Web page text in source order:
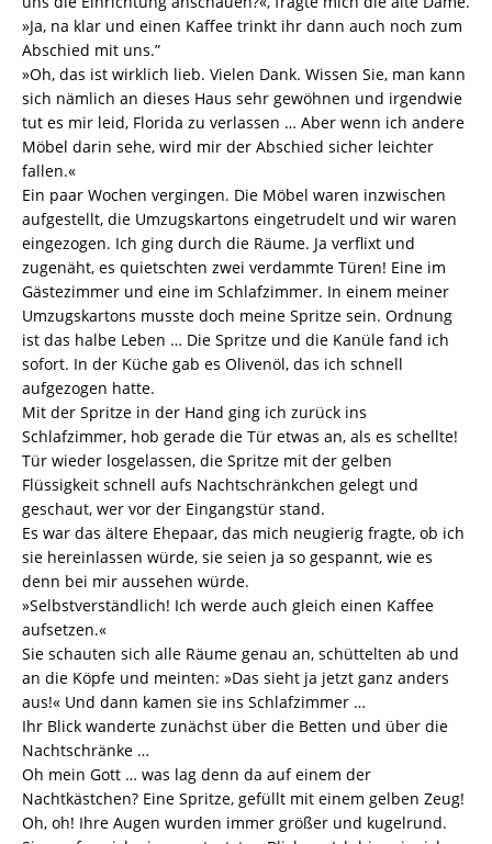
»Ja, na klar und einen Kaffee trinkt ihr dann auch noch zum
Abschied mit uns.”
»Oh, das ist wirklich lieb. Vielen Dank. Wissen Sie, man kann
sich nämlich an dieses Haus sehr gewöhnen und irgendwie
tut es mir leid, Florida zu verlassen … Aber wenn ich andere
Möbel darin sehe, wird mir der Abschied sicher leichter
fallen.«
Ein paar Wochen vergingen. Die Möbel waren inzwischen
aufgestellt, die Umzugskartons eingetrudelt und wir waren
eingezogen. Ich ging durch die Räume. Ja verflixt und
zugenäht, es quietschten zwei verdammte Türen! Eine im
Gästezimmer und eine im Schlafzimmer. In einem meiner
Umzugskartons musste doch meine Spritze sein. Ordnung
ist das halbe Leben … Die Spritze und die Kanüle fand ich
sofort. In der Küche gab es Olivenöl, das ich schnell
aufgezogen hatte.
Mit der Spritze in der Hand ging ich zurück ins
Schlafzimmer, hob gerade die Tür etwas an, als es schellte!
Tür wieder losgelassen, die Spritze mit der gelben
Flüssigkeit schnell aufs Nachtschränkchen gelegt und
geschaut, wer vor der Eingangstür stand.
Es war das ältere Ehepaar, das mich neugierig fragte, ob ich
sie hereinlassen würde, sie seien ja so gespannt, wie es
denn bei mir aussehen würde.
»Selbstverständlich! Ich werde auch gleich einen Kaffee
aufsetzen.«
Sie schauten sich alle Räume genau an, schüttelten ab und
an die Köpfe und meinten: »Das sieht ja jetzt ganz anders
aus!« Und dann kamen sie ins Schlafzimmer …
Ihr Blick wanderte zunächst über die Betten und über die
Nachtschränke …
Oh mein Gott … was lag denn da auf einem der
Nachtkästchen? Eine Spritze, gefüllt mit einem gelben Zeug!
Oh, oh! Ihre Augen wurden immer größer und kugelrund.